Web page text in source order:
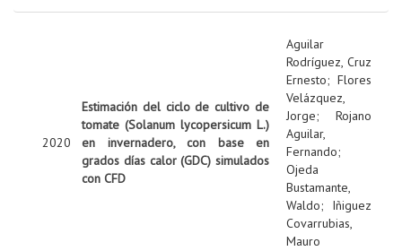
2020
Estimación del ciclo de cultivo de
tomate (Solanum lycopersicum L.)
en invernadero, con base en
grados días calor (GDC) simulados
con CFD
Aguilar
Rodríguez, Cruz
Ernesto; Flores
Velázquez,
Jorge; Rojano
Aguilar,
Fernando;
Ojeda
Bustamante,
Waldo; Iñiguez
Covarrubias,
Mauro